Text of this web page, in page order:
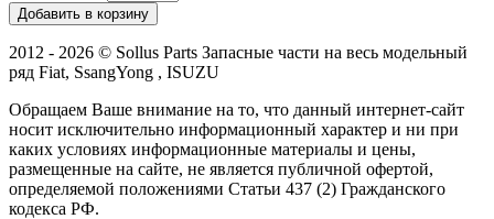
2012 - 2026 © Sollus Parts Запасные части на весь модельный
ряд Fiat, SsangYong , ISUZU
Обращаем Ваше внимание на то, что данный интернет-сайт
носит исключительно информационный характер и ни при
каких условиях информационные материалы и цены,
размещенные на сайте, не является публичной офертой,
определяемой положениями Статьи 437 (2) Гражданского
кодекса РФ.